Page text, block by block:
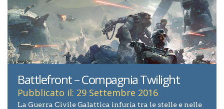
Battlefront – Compagnia Twilight
Pubblicato il: 29 Settembre 2016
La Guerra Civile Galattica infuria tra le stelle e nelle